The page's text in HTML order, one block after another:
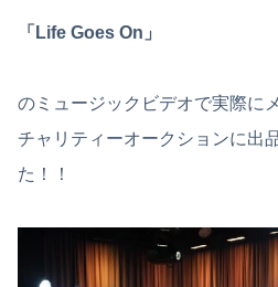
「Life Goes On」
のミュージックビデオで実際に
チャリティーオークションに出
た！！